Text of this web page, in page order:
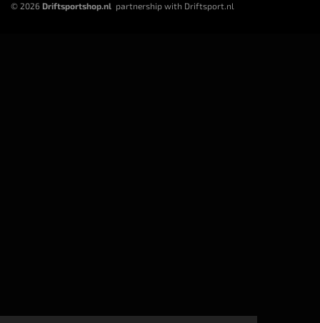
© 2026 Driftsportshop.nl partnership with Driftsport.nl